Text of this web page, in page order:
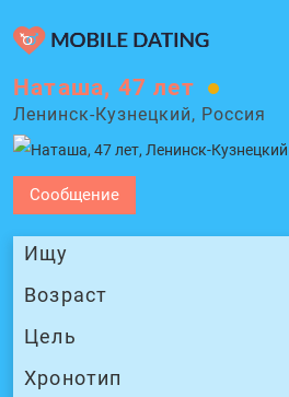
Сообщение
Ищу
Возраст
Цель
Хронотип
Наташа, 47 лет
Ленинск-Кузнецкий, Россия